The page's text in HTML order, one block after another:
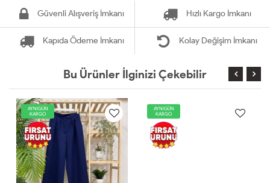
Güvenli Alışveriş İmkanı Hızlı Kargo İmkanı
Kapıda Ödeme İmkanı Kolay Değişim İmkanı
Bu Ürünler İlginizi Çekebilir
AYNIGÜN
KARGO
AYNIGÜN
KARGO